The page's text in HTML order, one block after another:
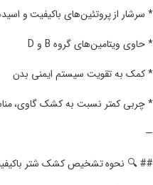
* سرشار از پروتئین‌های باکیفیت و
* حاوی ویتامین‌های گروه B و D
* کمک به تقویت سیستم ایمنی بدن
* چربی کمتر نسبت به کشک گاوی،
—
## 🔍 نحوه تشخیص کشک شتر